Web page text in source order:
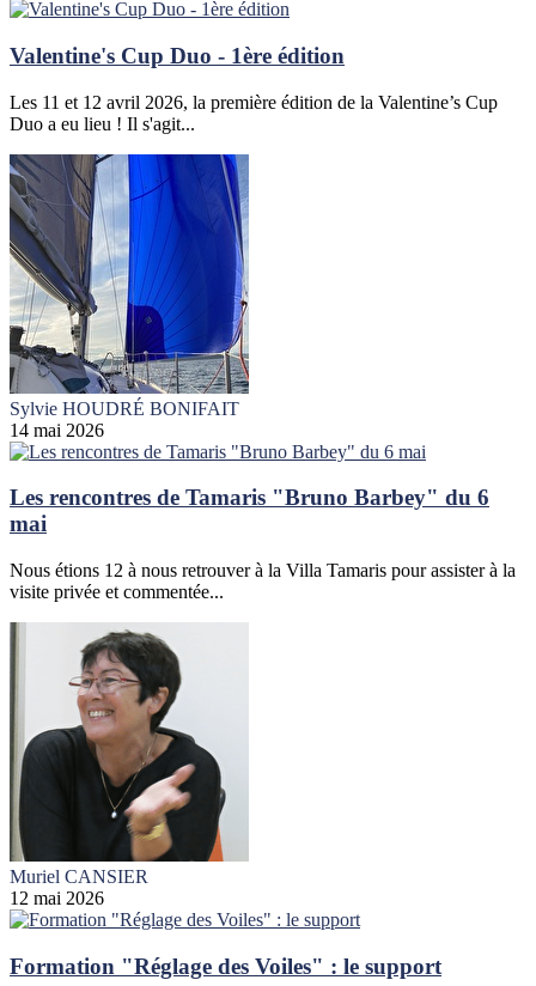
Valentine's Cup Duo - 1ère édition
Les 11 et 12 avril 2026, la première édition de la Valentine’s Cup
Duo a eu lieu ! Il s'agit...
Sylvie HOUDRÉ BONIFAIT
14 mai 2026
Les rencontres de Tamaris "Bruno Barbey" du 6
mai
Nous étions 12 à nous retrouver à la Villa Tamaris pour assister à la
visite privée et commentée...
Muriel CANSIER
12 mai 2026
Formation "Réglage des Voiles" : le support